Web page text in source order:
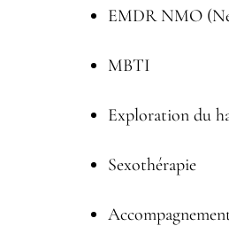
EMDR NMO
MBTI
Exploration du
Sexothérapie